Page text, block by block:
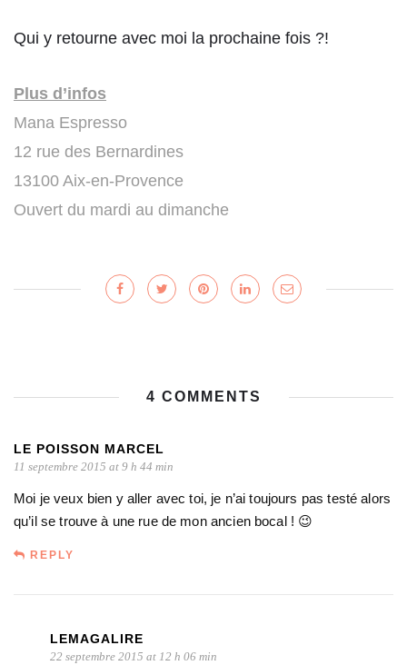
Qui y retourne avec moi la prochaine fois ?!
Plus d’infos
Mana Espresso
12 rue des Bernardines
13100 Aix-en-Provence
Ouvert du mardi au dimanche
4 COMMENTS
LE POISSON MARCEL
11 septembre 2015 at 9 h 44 min
Moi je veux bien y aller avec toi, je n’ai toujours pas testé alors
qu’il se trouve à une rue de mon ancien bocal ! 😉
REPLY
LEMAGALIRE
22 septembre 2015 at 12 h 06 min